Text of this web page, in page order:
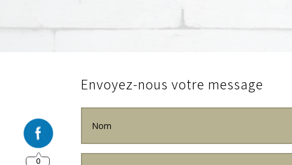
Envoyez-nous votre message